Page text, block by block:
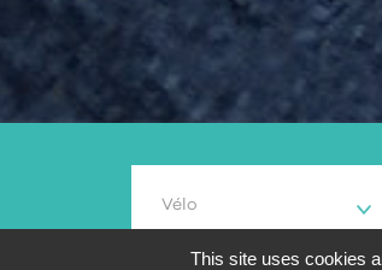
Vélo
This site uses cookies